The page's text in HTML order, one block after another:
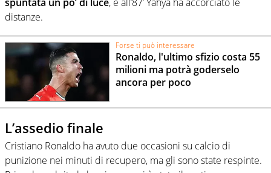
distanze.
Forse ti può interessare
Ronaldo, l'ultimo sfizio costa 55
milioni ma potrà goderselo
ancora per poco
L’assedio finale
Cristiano Ronaldo ha avuto due occasioni su calcio di
punizione nei minuti di recupero, ma gli sono state respinte.